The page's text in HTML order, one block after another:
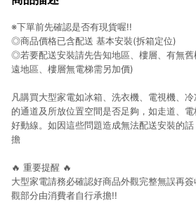
※下單前先確認是否有現貨喔!!
◎商品價格已含配送 基本安裝(拆箱定位)
◎若要配送安裝請先告知地區、樓層、有無
遠地區、樓層無電梯需另加價)
凡購買大型家電如冰箱、洗衣機、電視機、
的通道及所放位置空間是否足夠，如走道、
好動線。如因這些問題造成無法配送安裝的
擔
🔥 重要提醒 🔥
大型家電請務必確認好商品外觀完整無誤再
觀部分由消費者自行承擔!!